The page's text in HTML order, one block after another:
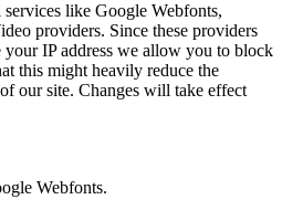
like Google Webfonts,
providers. Since these providers
IP address we allow you to block
this might heavily reduce the
our site. Changes will take effect
Webfonts.